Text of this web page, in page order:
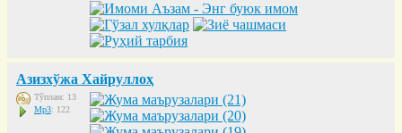
Азизхўжа Хайруллоҳ
Тўплам: 13
Mp3: 122